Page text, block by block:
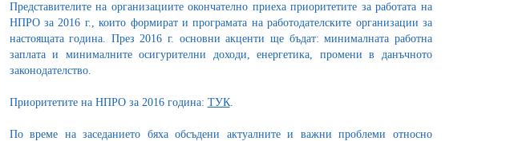
Представителите на организациите окончателно приеха приоритетите за работата на
НПРО за 2016 г., които формират и програмата на работодателските организации за
настоящата година. През 2016 г. основни акценти ще бъдат: минималната работна
заплата и минималните осигурителни доходи, енергетика, промени в данъчното
законодателство.
Приоритетите на НПРО за 2016 година: ТУК.
По време на заседанието бяха обсъдени актуалните и важни проблеми относно